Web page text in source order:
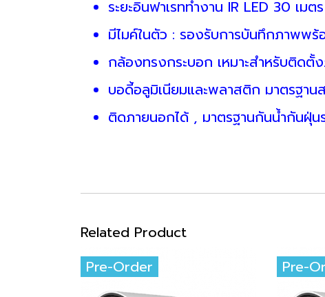
ระยะอินฟาเรททำงาน IR LED 30 เมตร
มีไมค์ในตัว : รองรับการบันทึกภาพพร้
กล้องทรงกระบอก เหมาะสำหรับติดตั้
บอดี้อลูมิเนียมและพลาสติก มาตรฐาน
ติดภายนอกได้ , มาตรฐานกันน้ำกันฝุ่น
Related Product
Pre-Order
Pre-